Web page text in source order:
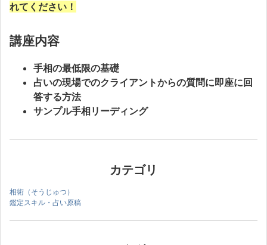
れてください！
講座内容
手相の最低限の基礎
占いの現場でのクライアントからの質問に即座に回
答する方法
サンプル手相リーディング
カテゴリ
相術（そうじゅつ）
鑑定スキル・占い原稿